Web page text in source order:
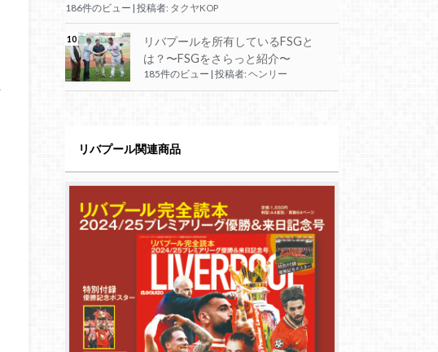
186件のビュー | 投稿者: タクヤKOP
リバプールを所有しているFSGと
は？〜FSGをさらっと紹介〜
185件のビュー 投稿者: ヘンリー
リバプール関連商品